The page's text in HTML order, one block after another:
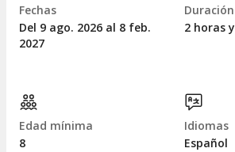
Fechas
Del 9 ago. 2026 al 8 feb.
2027
Duración
2 horas
Edad mínima
8
Idiomas
Español